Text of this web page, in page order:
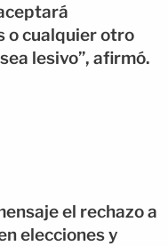
o cualquier otro
lesivo”, afirmó.
el rechazo a
elecciones y